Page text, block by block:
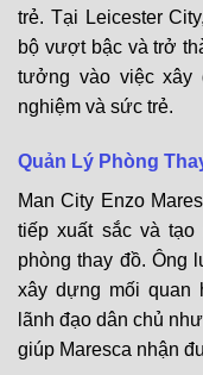
trẻ. Tại Leicester
bộ vượt bậc và trở
tưởng vào việc xây
nghiệm và sức trẻ.
Quản Lý Phòng
Man City Enzo
tiếp xuất sắc và
phòng thay đồ. Ông
xây dựng mối quan
lãnh đạo dân chủ
giúp Maresca nhận